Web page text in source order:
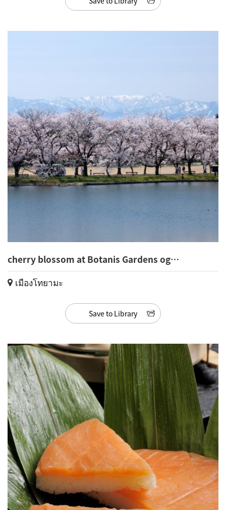
cherry blossom at Botanis Gardens og
Toyama(34)
เมืองโทยามะ
Save to Library